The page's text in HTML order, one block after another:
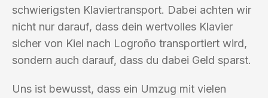
schwierigsten Klaviertransport. Dabei achten wir
nicht nur darauf, dass dein wertvolles Klavier
sicher von Kiel nach Logroño transportiert wird,
sondern auch darauf, dass du dabei Geld sparst.
Uns ist bewusst, dass ein Umzug mit vielen